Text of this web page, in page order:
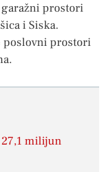
prostori
i Siska.
poslovni prostori
milijun